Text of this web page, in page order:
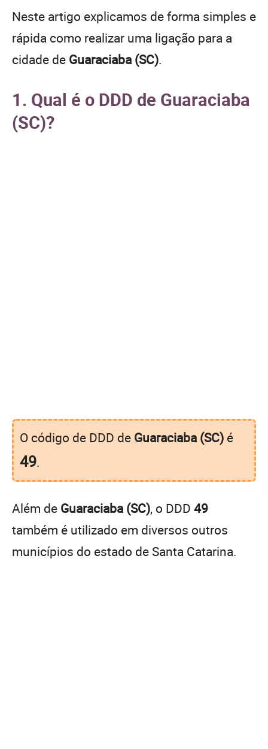
Neste artigo explicamos de forma simples e
rápida como realizar uma ligação para a
cidade de Guaraciaba (SC).
1. Qual é o DDD de Guaraciaba
(SC)?
O código de DDD de Guaraciaba (SC) é
49.
Além de Guaraciaba (SC), o DDD 49
também é utilizado em diversos outros
municípios do estado de Santa Catarina.